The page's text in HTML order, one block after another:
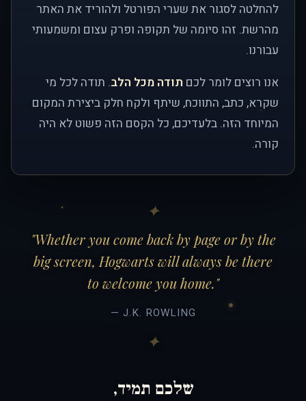
להחלטה לסגור את שערי הפורטל ולהוריד את האתר
מהרשת. זהו סיומה של תקופה ופרק עצום ומשמעותי
עבורנו.
אנו רוצים לומר לכם תודה מכל הלב. תודה לכל מי
שקרא, כתב, התווכח, שיתף ולקח חלק ביצירת המקום
המיוחד הזה. בלעדיכם, כל הקסם הזה פשוט לא היה
קורה.
"Whether you come back by page or by the
big screen, Hogwarts will always be there
to welcome you home."
— J.K. ROWLING
שלכם תמיד,